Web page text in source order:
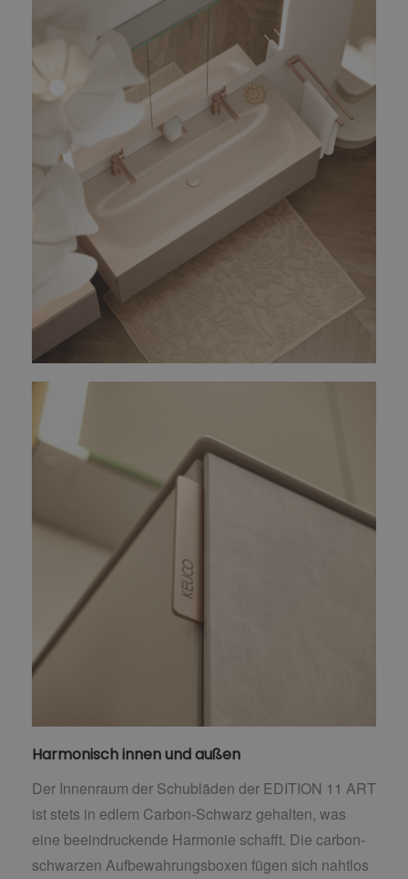
Harmonisch innen und außen
Der Innenraum der Schubläden der EDITION 11 ART
ist stets in edlem Carbon-Schwarz gehalten, was
eine beeindruckende Harmonie schafft. Die carbon-
schwarzen Aufbewahrungsboxen fügen sich nahtlos